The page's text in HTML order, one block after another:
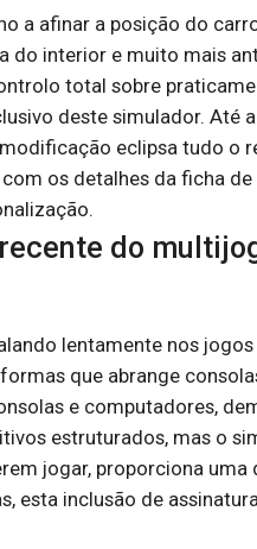
a afinar a posição do
do interior e muito mais
total sobre
deste simulador. Até
eclipsa tudo o
os detalhes da ficha
do
lentamente nos
que abrange
e computadores,
estruturados, mas o
jogar, proporciona uma
esta inclusão de